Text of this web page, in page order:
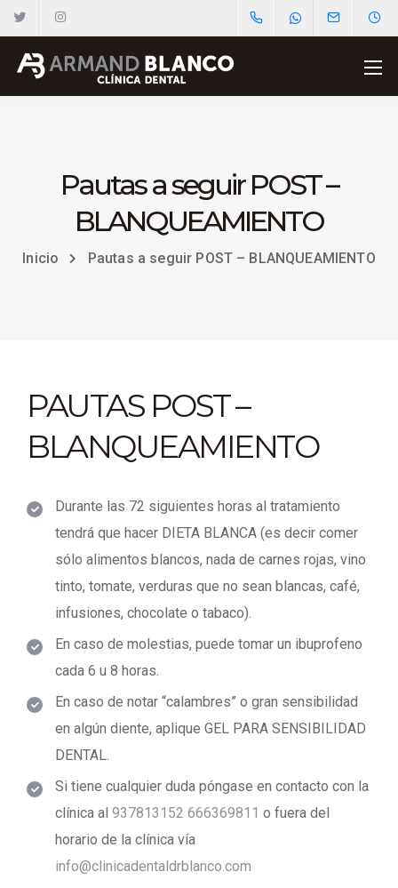
Pautas a seguir POST –
BLANQUEAMIENTO
Inicio Pautas a seguir POST – BLANQUEAMIENTO
PAUTAS POST –
BLANQUEAMIENTO
Durante las 72 siguientes horas al tratamiento
tendrá que hacer DIETA BLANCA (es decir comer
sólo alimentos blancos, nada de carnes rojas, vino
tinto, tomate, verduras que no sean blancas, café,
infusiones, chocolate o tabaco).
En caso de molestias, puede tomar un ibuprofeno
cada 6 u 8 horas.
En caso de notar “calambres” o gran sensibilidad
en algún diente, aplique GEL PARA SENSIBILIDAD
DENTAL.
Si tiene cualquier duda póngase en contacto con la
clínica al 937813152 666369811 o fuera del
horario de la clínica vía
info@clinicadentaldrblanco.com